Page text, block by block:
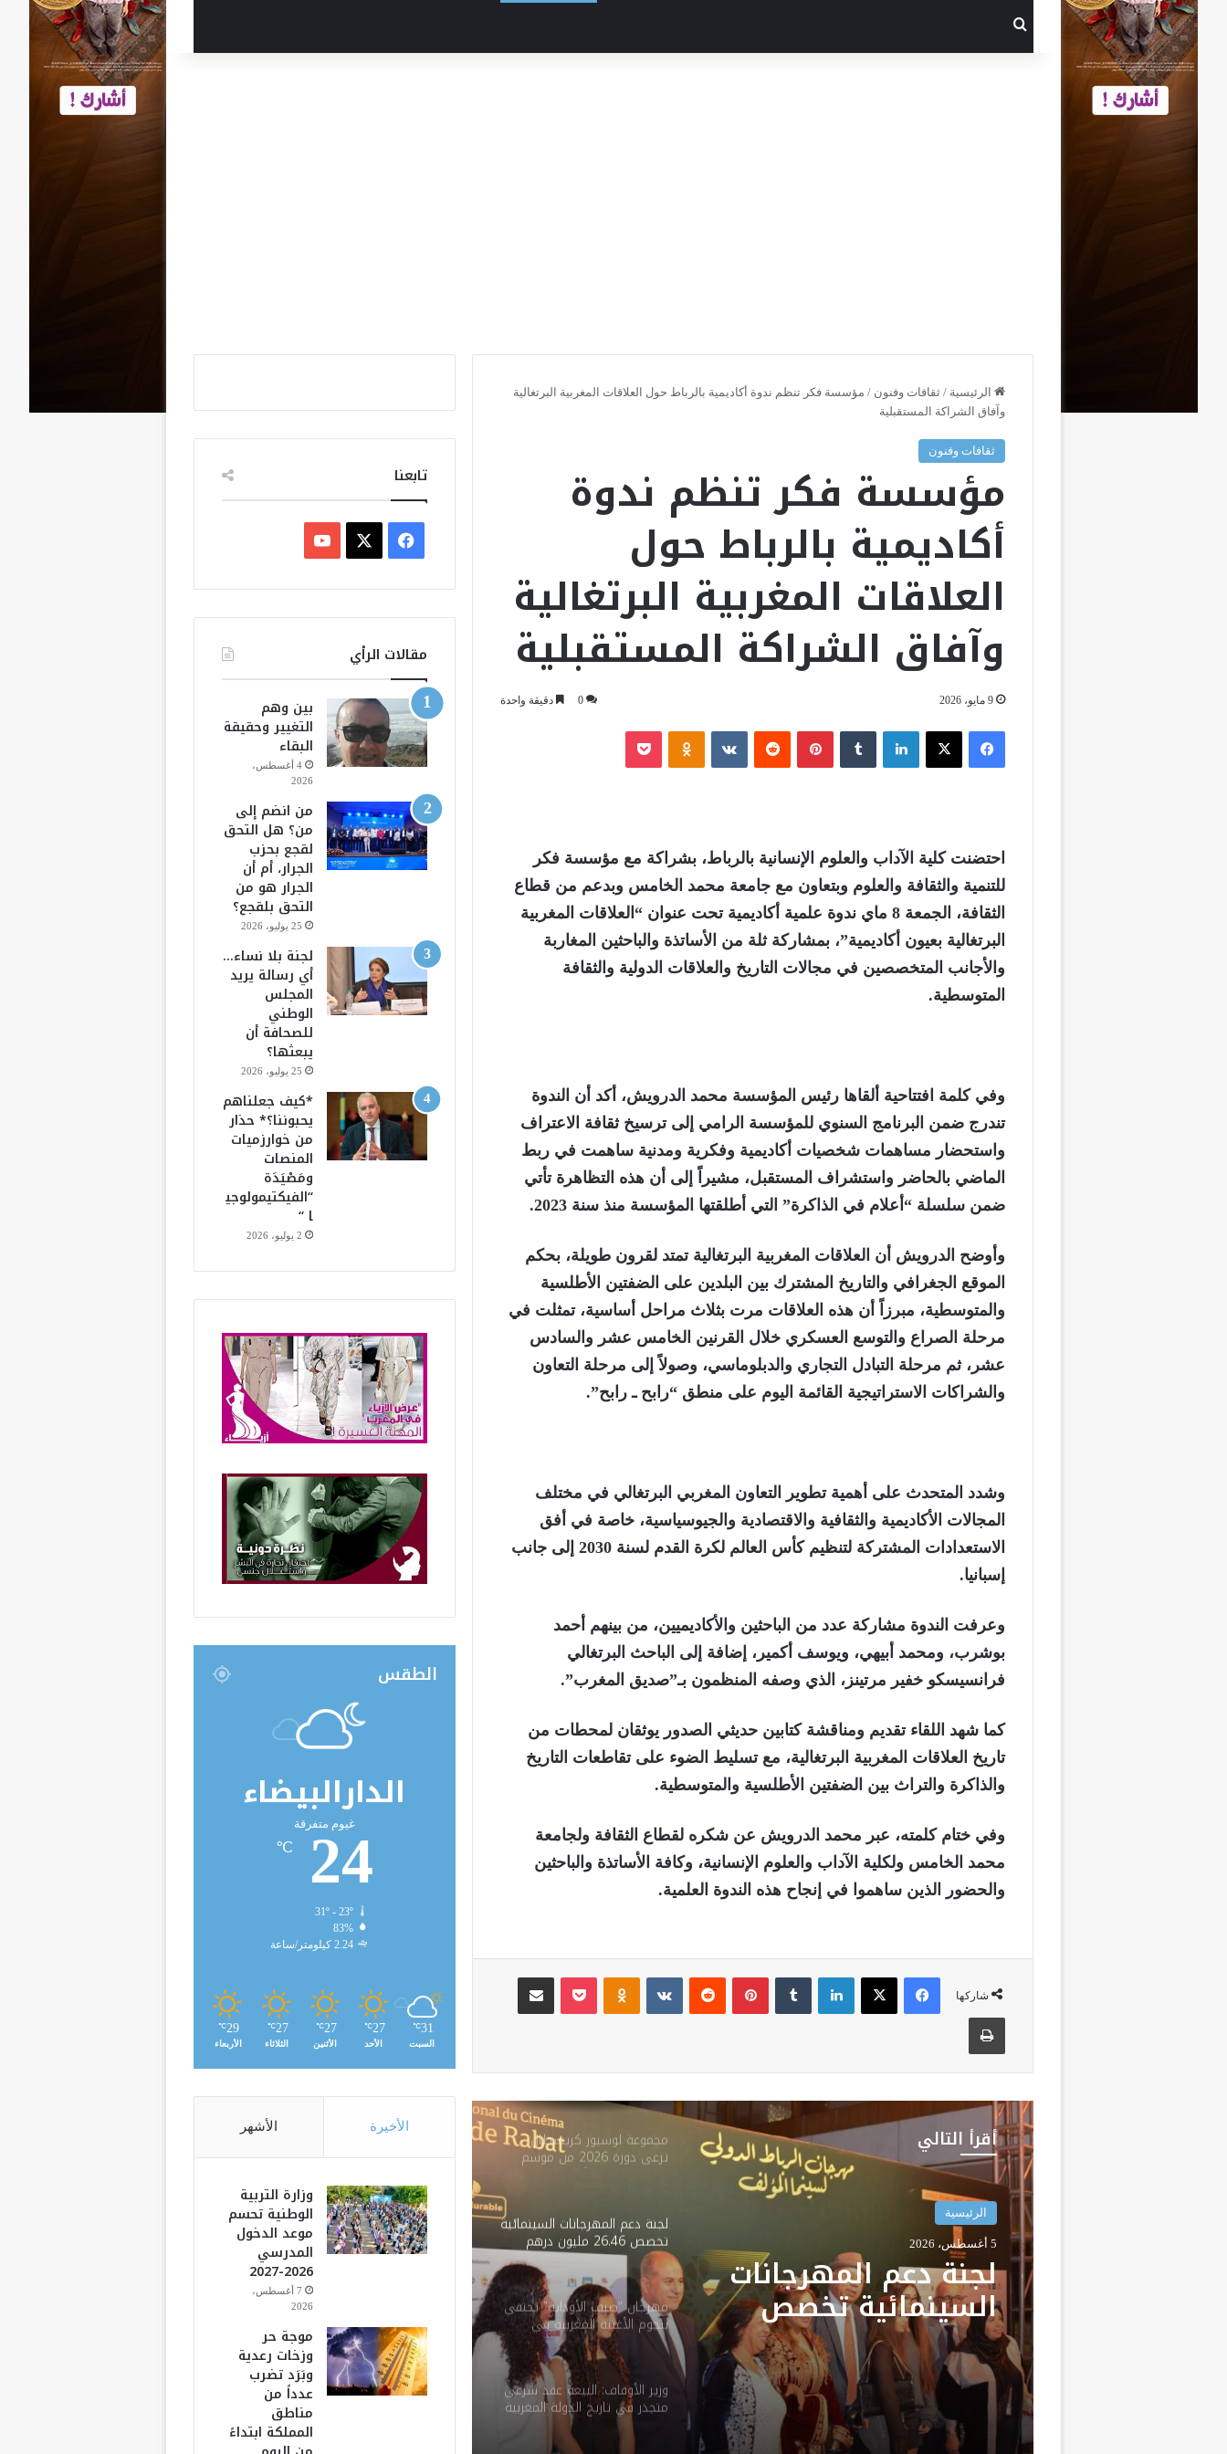
الرئيسية / ثقافات وفنون / مؤسسة فكر تنظم ندوة أكاديمية بالرباط حول العلاقات المغربية البرتغالية
وآفاق الشراكة المستقبلية
ثقافات وفنون
مؤسسة فكر تنظم ندوة
أكاديمية بالرباط حول
العلاقات المغربية البرتغالية
وآفاق الشراكة المستقبلية
9 مايو، 2026 0 دقيقة واحدة
فيسبوك ‫X لينكدإن بينتيريست
احتضنت كلية الآداب والعلوم الإنسانية بالرباط، بشراكة مع مؤسسة فكر
للتنمية والثقافة والعلوم وبتعاون مع جامعة محمد الخامس وبدعم من قطاع
الثقافة، الجمعة 8 ماي ندوة علمية أكاديمية تحت عنوان “العلاقات المغربية
البرتغالية بعيون أكاديمية”، بمشاركة ثلة من الأساتذة والباحثين المغاربة
والأجانب المتخصصين في مجالات التاريخ والعلاقات الدولية والثقافة
المتوسطية.
وفي كلمة افتتاحية ألقاها رئيس المؤسسة محمد الدرويش، أكد أن الندوة
تندرج ضمن البرنامج السنوي للمؤسسة الرامي إلى ترسيخ ثقافة الاعتراف
واستحضار مساهمات شخصيات أكاديمية وفكرية ومدنية ساهمت في ربط
الماضي بالحاضر واستشراف المستقبل، مشيراً إلى أن هذه التظاهرة تأتي
ضمن سلسلة “أعلام في الذاكرة” التي أطلقتها المؤسسة منذ سنة 2023.
وأوضح الدرويش أن العلاقات المغربية البرتغالية تمتد لقرون طويلة، بحكم
الموقع الجغرافي والتاريخ المشترك بين البلدين على الضفتين الأطلسية
والمتوسطية، مبرزاً أن هذه العلاقات مرت بثلاث مراحل أساسية، تمثلت في
مرحلة الصراع والتوسع العسكري خلال القرنين الخامس عشر والسادس
عشر، ثم مرحلة التبادل التجاري والدبلوماسي، وصولاً إلى مرحلة التعاون
والشراكات الاستراتيجية القائمة اليوم على منطق “رابح ـ رابح”.
وشدد المتحدث على أهمية تطوير التعاون المغربي البرتغالي في مختلف
المجالات الأكاديمية والثقافية والاقتصادية والجيوسياسية، خاصة في أفق
الاستعدادات المشتركة لتنظيم كأس العالم لكرة القدم لسنة 2030 إلى جانب
إسبانيا.
وعرفت الندوة مشاركة عدد من الباحثين والأكاديميين، من بينهم أحمد
بوشرب، ومحمد أبيهي، ويوسف أكمير، إضافة إلى الباحث البرتغالي
فرانسيسكو خفير مرتينز، الذي وصفه المنظمون بـ”صديق المغرب”.
كما شهد اللقاء تقديم ومناقشة كتابين حديثي الصدور يوثقان لمحطات من
تاريخ العلاقات المغربية البرتغالية، مع تسليط الضوء على تقاطعات التاريخ
والذاكرة والتراث بين الضفتين الأطلسية والمتوسطية.
وفي ختام كلمته، عبر محمد الدرويش عن شكره لقطاع الثقافة ولجامعة
محمد الخامس ولكلية الآداب والعلوم الإنسانية، وكافة الأساتذة والباحثين
والحضور الذين ساهموا في إنجاح هذه الندوة العلمية.
شاركها
فيسبوك ‫X لينكدإن بينتيريست
أقرأ التالي
الرئيسية
5 أغسطس، 2026
لجنة دعم المهرجانات
السينمائية تخصص
26.46 مليون درهم
لدعم 40 مهرجانًا
وتظاهرة وطنية
مجموعة لوسيور كريسطال
ترعى دورة 2026 من موسم
مولاي عبد الله أمغار
لجنة دعم المهرجانات السينمائية
تخصص 26.46 مليون درهم
لدعم 40 مهرجانًا وتظاهرة
وطنية
مهرجان “صيف الأوداية” يحتفي
بنجوم الأغنية المغربية في
دورته الـ14 بكورنيش أبي رقراق
وزير الأوقاف: البيعة عقد شرعي
متجذر في تاريخ الدولة المغربية
تابعنا
س
ب
ك
o
u
b
مقالات الرأي
بين وهم
التغيير وحقيقة
البقاء
4 أغسطس،
2026
من انضم إلى
من؟ هل التحق
لقجع بحزب
الجرار، أم أن
الجرار هو من
التحق بلقجع؟
25 يوليو، 2026
لجنة بلا نساء…
أي رسالة يريد
المجلس
الوطني
للصحافة أن
يبعثها؟
25 يوليو، 2026
*كيف جعلناهم
يحبوننا؟* حذار
من خوارزميات
المنصات
ومَصْيَدَة
“الفيكتيمولوجي
ا “
2 يوليو، 2026
الطقس
الدارالبيضاء
غيوم متفرقة
24
℃
31º - 23º
83%
2.24 كيلومتر/ساعة
31
℃
السبت
27
℃
الأحد
27
℃
الأثنين
27
℃
الثلاثاء
29
℃
الأربعاء
الأخيرة الأشهر
وزارة التربية
الوطنية تحسم
موعد الدخول
المدرسي
2026-2027
7 أغسطس،
2026
موجة حر
وزخات رعدية
وبَرَد تضرب
عدداً من
مناطق
المملكة ابتداءً